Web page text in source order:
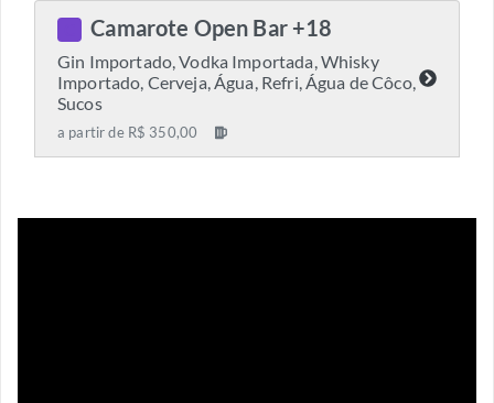
Camarote Open Bar +18
Gin Importado, Vodka Importada, Whisky
Importado, Cerveja, Água, Refri, Água de Côco,
Sucos
a partir de R$ 350,00